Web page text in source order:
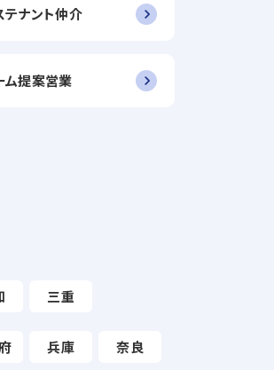
テナント仲介
ム提案営業
三重
兵庫 奈良